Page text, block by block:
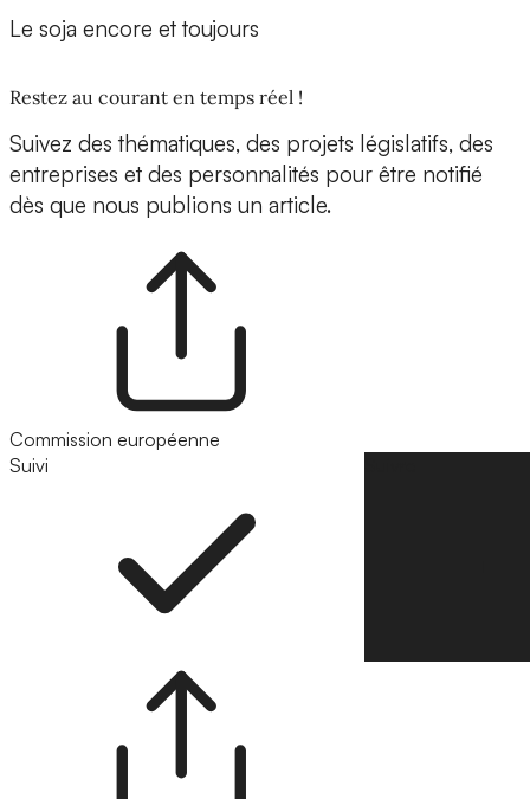
Le soja encore et toujours
Restez au courant en temps réel !
Suivez des thématiques, des projets législatifs, des
entreprises et des personnalités pour être notifié
dès que nous publions un article.
Commission européenne
Suivi